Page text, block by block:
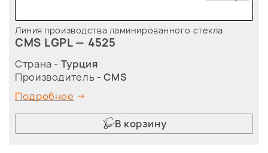
Линия производства ламинированного стекла
CMS LGPL — 4525
Страна - Турция
Производитель -CMS
Подробнее
В корзину